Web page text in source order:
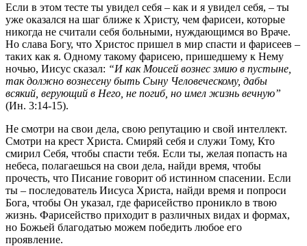
Если в этом тесте ты увидел себя – как и я увидел себя, – ты
уже оказался на шаг ближе к Христу, чем фарисеи, которые
никогда не считали себя больными, нуждающимся во Враче.
Но слава Богу, что Христос пришел в мир спасти и фарисеев –
таких как я. Одному такому фарисею, пришедшему к Нему
ночью, Иисус сказал: “И как Моисей вознес змию в пустыне,
так должно вознесену быть Сыну Человеческому, дабы
всякий, верующий в Него, не погиб, но имел жизнь вечную”
(Ин. 3:14-15).
Не смотри на свои дела, свою репутацию и свой интеллект.
Смотри на крест Христа. Смиряй себя и служи Тому, Кто
смирил Себя, чтобы спасти тебя. Если ты, желая попасть на
небеса, полагаешься на свои дела, найди время, чтобы
прочесть, что Писание говорит об истинном спасении. Если
ты – последователь Иисуса Христа, найди время и попроси
Бога, чтобы Он указал, где фарисейство проникло в твою
жизнь. Фарисейство приходит в различных видах и формах,
но Божьей благодатью можем победить любое его
проявление.